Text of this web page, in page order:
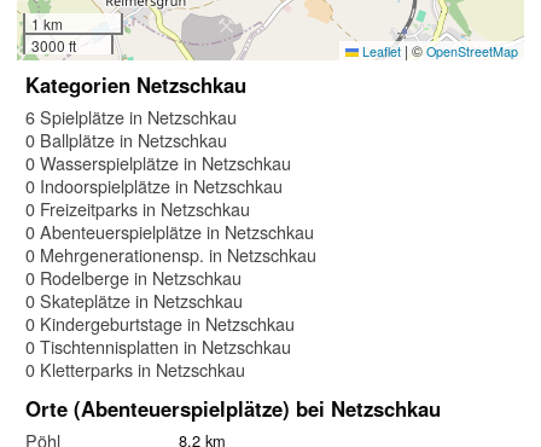
1 km
3000 ft
Leaflet | ©OpenStreetMap
Kategorien Netzschkau
6 Spielplätze in Netzschkau
0 Ballplätze in Netzschkau
0 Wasserspielplätze in Netzschkau
0 Indoorspielplätze in Netzschkau
0 Freizeitparks in Netzschkau
0 Abenteuerspielplätze in Netzschkau
0 Mehrgenerationensp. in Netzschkau
0 Rodelberge in Netzschkau
0 Skateplätze in Netzschkau
0 Kindergeburtstage in Netzschkau
0 Tischtennisplatten in Netzschkau
0 Kletterparks in Netzschkau
Orte (Abenteuerspielplätze) bei Netzschkau
Pöhl 8.2 km